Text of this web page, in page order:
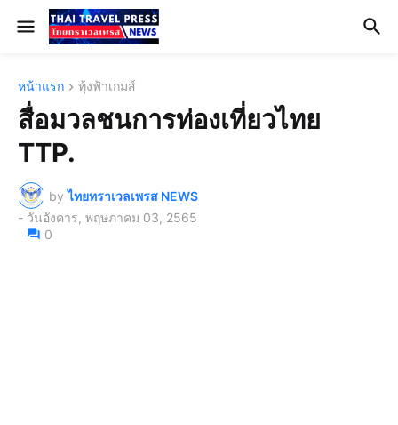
หน้าแรก ทุ้งฟ้าเกมส์
สื่อมวลชนการท่องเที่ยวไทย
TTP.
by ไทยทราเวลเพรส NEWS
- วันอังคาร, พฤษภาคม 03, 2565
0